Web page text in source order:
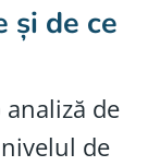
și de ce
de
de